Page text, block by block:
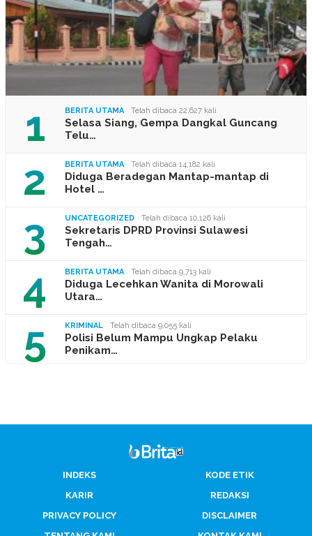
1 BERITA UTAMA Telah dibaca 22,627 kali
Selasa Siang, Gempa Dangkal Guncang
Telu…
2 BERITA UTAMA Telah dibaca 14,182 kali
Diduga Beradegan Mantap-mantap di
Hotel …
3 UNCATEGORIZED Telah dibaca 10,126 kali
Sekretaris DPRD Provinsi Sulawesi
Tengah…
4 BERITA UTAMA Telah dibaca 9,713 kali
Diduga Lecehkan Wanita di Morowali
Utara…
5 KRIMINAL Telah dibaca 9,055 kali
Polisi Belum Mampu Ungkap Pelaku
Penikam…
INDEKS
KODE ETIK
KARIR
REDAKSI
PRIVACY POLICY
DISCLAIMER